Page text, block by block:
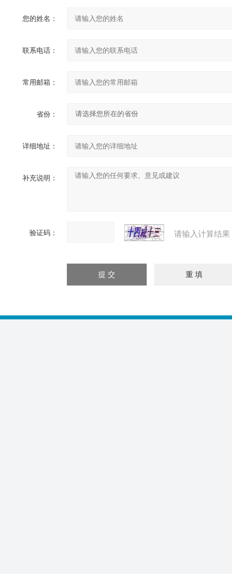
您的姓名：
联系电话：
常用邮箱：
省份：
详细地址：
补充说明：
验证码： 请输入计算结